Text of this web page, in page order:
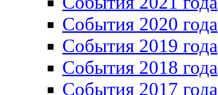
События 2020 года
События 2019 года
События 2018 года
События 2017 года